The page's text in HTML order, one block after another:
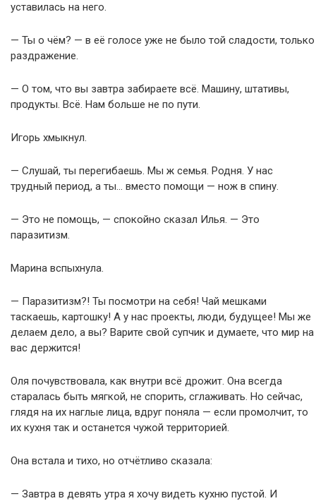
уставилась на него.
— Ты о чём? — в её голосе уже не было той сладости, только
раздражение.
— О том, что вы завтра забираете всё. Машину, штативы,
продукты. Всё. Нам больше не по пути.
Игорь хмыкнул.
— Слушай, ты перегибаешь. Мы ж семья. Родня. У нас
трудный период, а ты… вместо помощи — нож в спину.
— Это не помощь, — спокойно сказал Илья. — Это
паразитизм.
Марина вспыхнула.
— Паразитизм?! Ты посмотри на себя! Чай мешками
таскаешь, картошку! А у нас проекты, люди, будущее! Мы же
делаем дело, а вы? Варите свой супчик и думаете, что мир на
вас держится!
Оля почувствовала, как внутри всё дрожит. Она всегда
старалась быть мягкой, не спорить, сглаживать. Но сейчас,
глядя на их наглые лица, вдруг поняла — если промолчит, то
их кухня так и останется чужой территорией.
Она встала и тихо, но отчётливо сказала:
— Завтра в девять утра я хочу видеть кухню пустой. И